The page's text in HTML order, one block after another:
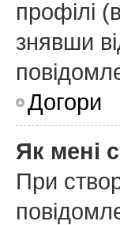
профілі
знявши
Догори
Як мені
При